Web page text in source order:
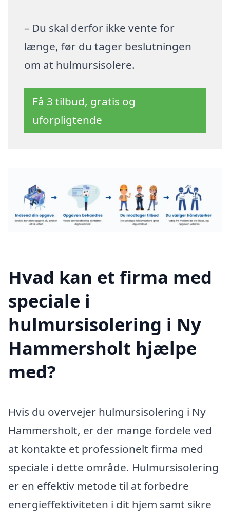
– Du skal derfor ikke vente for
længe, før du tager beslutningen
om at hulmursisolere.
Få 3 tilbud, gratis og
uforpligtende
Hvad kan et firma med
speciale i
hulmursisolering i Ny
Hammersholt hjælpe
med?
Hvis du overvejer hulmursisolering i Ny
Hammersholt, er der mange fordele ved
at kontakte et professionelt firma med
speciale i dette område. Hulmursisolering
er en effektiv metode til at forbedre
energieffektiviteten i dit hjem samt sikre